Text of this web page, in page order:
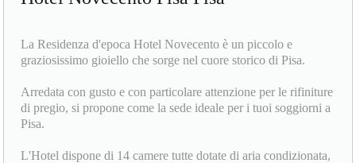
La Residenza d'epoca Hotel Novecento è un piccolo e
graziosissimo gioiello che sorge nel cuore storico di Pisa.
Arredata con gusto e con particolare attenzione per le rifiniture
di pregio, si propone come la sede ideale per i tuoi soggiorni a
Pisa.
L'Hotel dispone di 14 camere tutte dotate di aria condizionata,